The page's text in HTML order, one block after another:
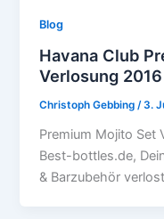
Blog
Havana Club
Verlosung 2016
Christoph Gebbing /3.
Premium Mojito Set
Best-bottles.de,
& Barzubehör